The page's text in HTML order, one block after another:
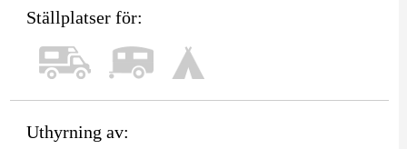
Ställplatser för:
Uthyrning av: